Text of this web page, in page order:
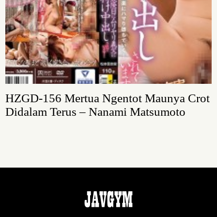
HZGD-156 Mertua Ngentot Maunya Crot
Didalam Terus – Nanami Matsumoto